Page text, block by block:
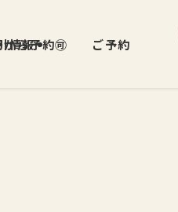
ら予約🉑
情報 ご予約